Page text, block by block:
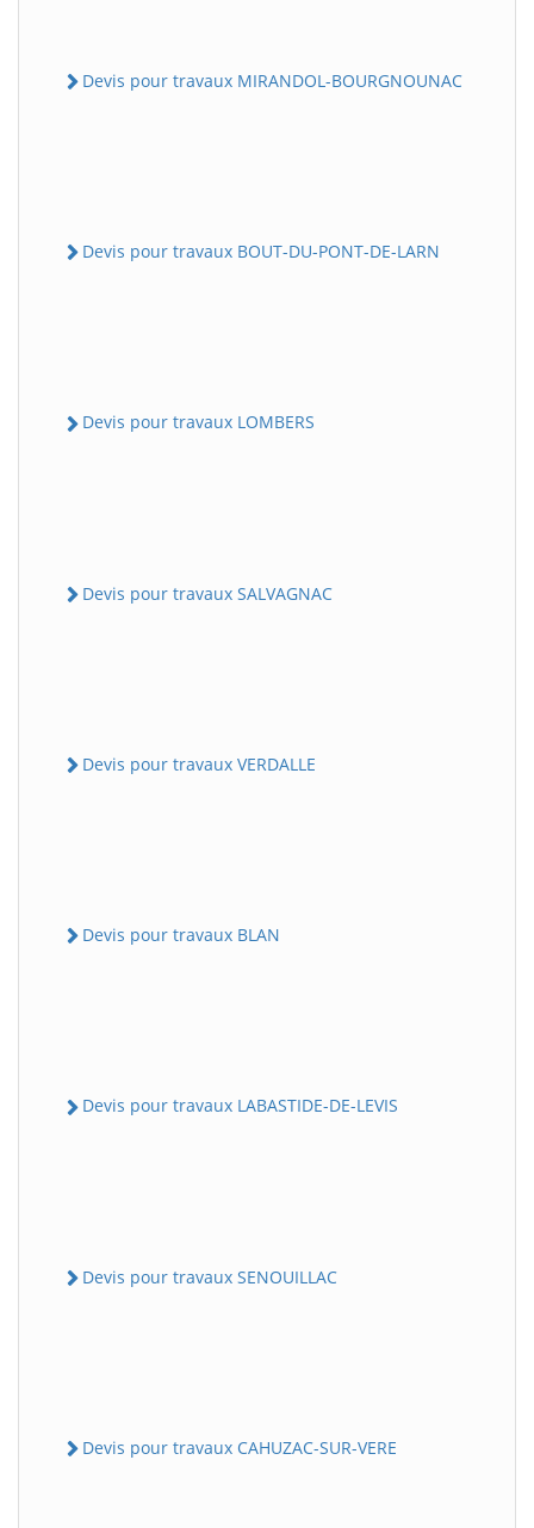
Devis pour travaux MIRANDOL-BOURGNOUNAC
Devis pour travaux BOUT-DU-PONT-DE-LARN
Devis pour travaux LOMBERS
Devis pour travaux SALVAGNAC
Devis pour travaux VERDALLE
Devis pour travaux BLAN
Devis pour travaux LABASTIDE-DE-LEVIS
Devis pour travaux SENOUILLAC
Devis pour travaux CAHUZAC-SUR-VERE